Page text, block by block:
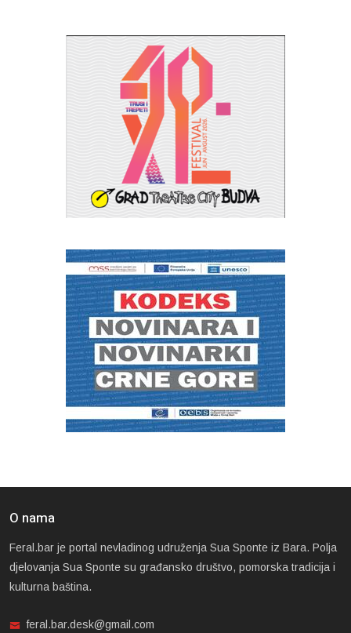
O nama
Feral.bar je portal nevladinog udruženja Sua Sponte iz Bara. Polja
djelovanja Sua Sponte su građansko društvo, pomorska tradicija i
kulturna baština.
feral.bar.desk@gmail.com